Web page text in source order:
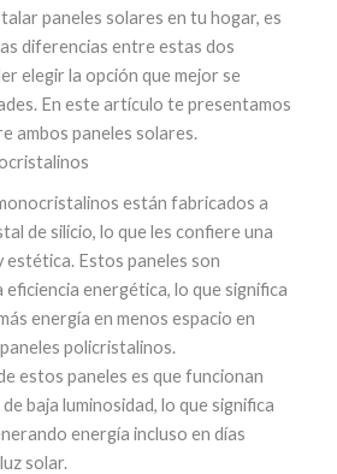
paneles solares en tu hogar, es
diferencias entre estas dos
elegir la opción que mejor se
En este artículo te presentamos
ambos paneles solares.
están fabricados a
de silicio, lo que les confiere una
estética. Estos paneles son
energética, lo que significa
energía en menos espacio en
policristalinos.
estos paneles es que funcionan
baja luminosidad, lo que significa
energía incluso en días
solar.